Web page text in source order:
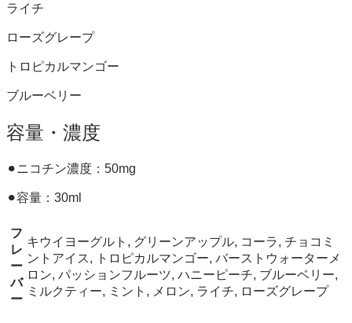
ライチ
ローズグレープ
トロピカルマンゴー
ブルーベリー
容量・濃度
⚫︎ニコチン濃度：50mg
⚫︎容量：30ml
フ
レ
ー
バ
ー
キウイヨーグルト, グリーンアップル, コーラ, チョコミ
ントアイス, トロピカルマンゴー, バーストウォーターメ
ロン, パッションフルーツ, ハニーピーチ, ブルーベリー,
ミルクティー, ミント, メロン, ライチ, ローズグレープ